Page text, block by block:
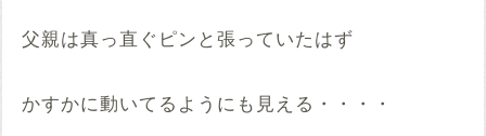
父親は真っ直ぐピンと張っていたはず
かすかに動いてるようにも見える・・・・